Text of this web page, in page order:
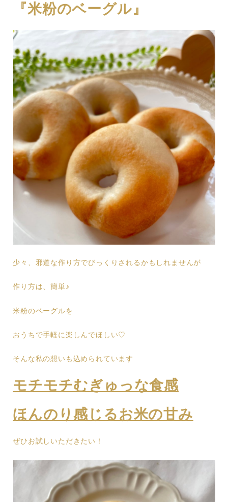
『米粉のベーグル』
少々、邪道な作り方でびっくりされるかもしれませんが
作り方は、簡単♪
米粉のベーグルを
おうちで手軽に楽しんでほしい♡
そんな私の想いも込められています
モチモチむぎゅっな食感
ほんのり感じるお米の甘み
ぜひお試しいただきたい！